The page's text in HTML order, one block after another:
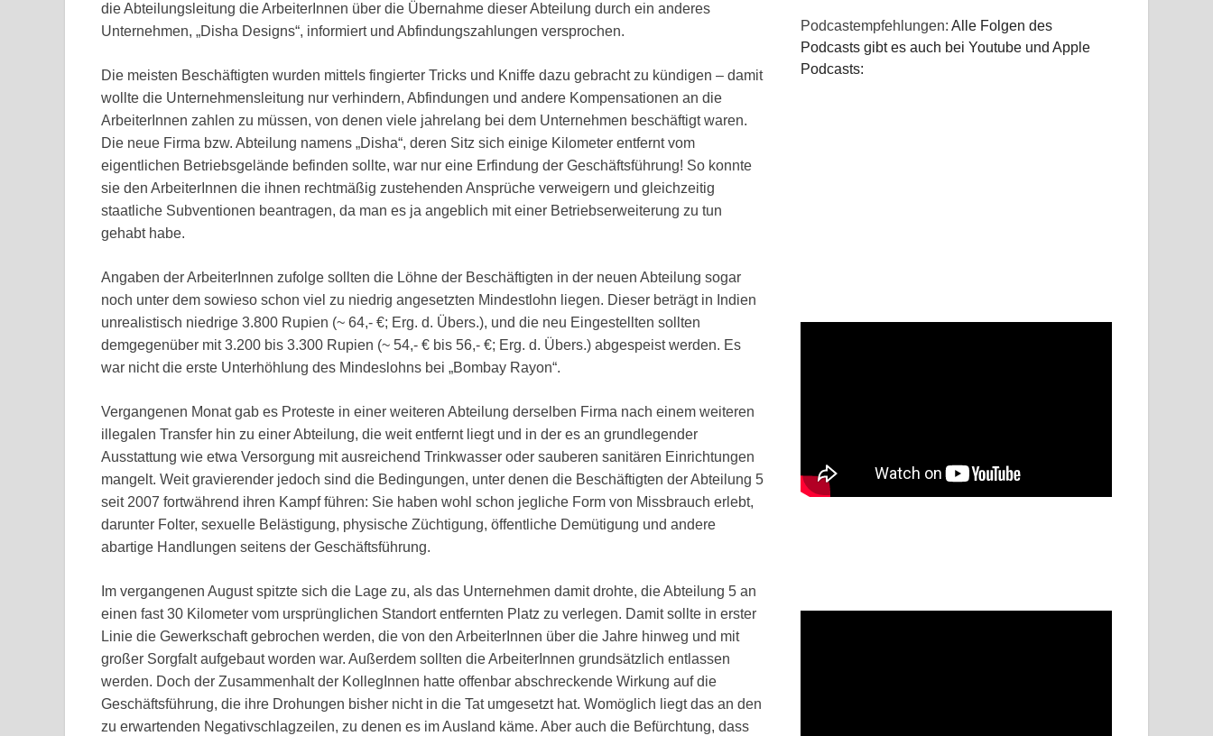
die Abteilungsleitung die ArbeiterInnen über die Übernahme dieser Abteilung durch ein anderes
Unternehmen, „Disha Designs“, informiert und Abfindungszahlungen versprochen.
Die meisten Beschäftigten wurden mittels fingierter Tricks und Kniffe dazu gebracht zu kündigen – damit
wollte die Unternehmensleitung nur verhindern, Abfindungen und andere Kompensationen an die
ArbeiterInnen zahlen zu müssen, von denen viele jahrelang bei dem Unternehmen beschäftigt waren.
Die neue Firma bzw. Abteilung namens „Disha“, deren Sitz sich einige Kilometer entfernt vom
eigentlichen Betriebsgelände befinden sollte, war nur eine Erfindung der Geschäftsführung! So konnte
sie den ArbeiterInnen die ihnen rechtmäßig zustehenden Ansprüche verweigern und gleichzeitig
staatliche Subventionen beantragen, da man es ja angeblich mit einer Betriebserweiterung zu tun
gehabt habe.
Angaben der ArbeiterInnen zufolge sollten die Löhne der Beschäftigten in der neuen Abteilung sogar
noch unter dem sowieso schon viel zu niedrig angesetzten Mindestlohn liegen. Dieser beträgt in Indien
unrealistisch niedrige 3.800 Rupien (~ 64,- €; Erg. d. Übers.), und die neu Eingestellten sollten
demgegenüber mit 3.200 bis 3.300 Rupien (~ 54,- € bis 56,- €; Erg. d. Übers.) abgespeist werden. Es
war nicht die erste Unterhöhlung des Mindeslohns bei „Bombay Rayon“.
Vergangenen Monat gab es Proteste in einer weiteren Abteilung derselben Firma nach einem weiteren
illegalen Transfer hin zu einer Abteilung, die weit entfernt liegt und in der es an grundlegender
Ausstattung wie etwa Versorgung mit ausreichend Trinkwasser oder sauberen sanitären Einrichtungen
mangelt. Weit gravierender jedoch sind die Bedingungen, unter denen die Beschäftigten der Abteilung 5
seit 2007 fortwährend ihren Kampf führen: Sie haben wohl schon jegliche Form von Missbrauch erlebt,
darunter Folter, sexuelle Belästigung, physische Züchtigung, öffentliche Demütigung und andere
abartige Handlungen seitens der Geschäftsführung.
Im vergangenen August spitzte sich die Lage zu, als das Unternehmen damit drohte, die Abteilung 5 an
einen fast 30 Kilometer vom ursprünglichen Standort entfernten Platz zu verlegen. Damit sollte in erster
Linie die Gewerkschaft gebrochen werden, die von den ArbeiterInnen über die Jahre hinweg und mit
großer Sorgfalt aufgebaut worden war. Außerdem sollten die ArbeiterInnen grundsätzlich entlassen
werden. Doch der Zusammenhalt der KollegInnen hatte offenbar abschreckende Wirkung auf die
Geschäftsführung, die ihre Drohungen bisher nicht in die Tat umgesetzt hat. Womöglich liegt das an den
zu erwartenden Negativschlagzeilen, zu denen es im Ausland käme. Aber auch die Befürchtung, dass
Podcastempfehlungen:Alle Folgen des
Podcasts gibt es auch bei Youtube und Apple
Podcasts: